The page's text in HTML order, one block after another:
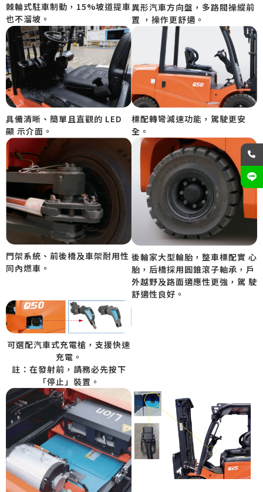
棘輪式駐車制動，15%坡道提車
也不溜坡。
異形汽車方向盤，多路閥操縱前
置 ，操作更舒適。
具備清晰、簡單且直觀的 LED
顯 示介面。
標配轉彎減速功能，駕駛更安
全。
門架系統、前後橋及車架耐用性
同內燃車。
後輪家大型輪胎，整車標配實 心
胎，后橋採用圓錐滾子軸承，戶
外越野及路面適應性更強，駕 駛
舒適性良好。
可選配汽車式充電槍，支援快速
充電。
註：在發射前，請務必先按下
「停止」裝置。